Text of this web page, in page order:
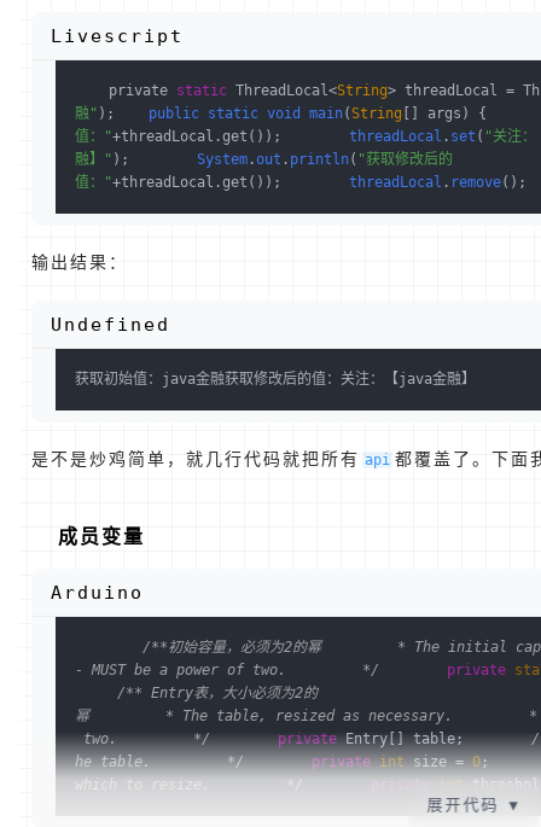
private static ThreadLocal<String> threadLocal =
融" ) ; public static void main( String [] args)
值："+threadLocal.get()) ; threadLocal . set ( "关注
融】" ) ; System .out . println( "获取修改后的
值："+threadLocal.get()) ; threadLocal . remove() ;
Livescript
输出结果：
获取初始值：java金融获取修改后的值：关注：【java金融】
Undefined
是不是炒鸡简单，就几行代码就把所有 api 都覆盖了。下面
成员变量
/**初始容量，必须为2的幂         * The initial
- MUST be a power of two.         */
private
/** Entry表，大小必须为2的
幂         * The table, resized as necessary.
two.         */
private Entry[] table; /
he table.         */
private int size = 0
which to resize.         */
private int
Arduino
展开代码 ▼